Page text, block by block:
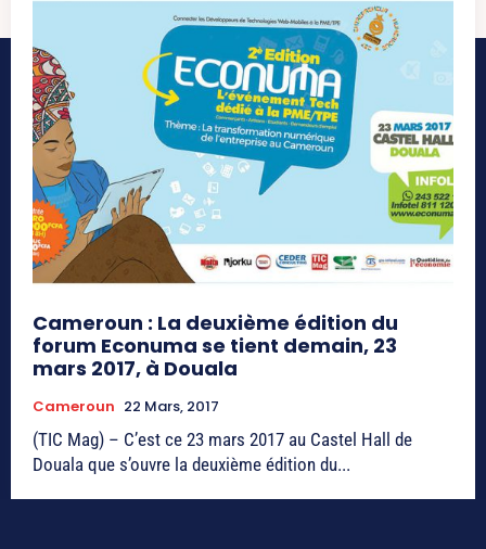
Cameroun : La deuxième édition du
forum Econuma se tient demain, 23
mars 2017, à Douala
Cameroun 22 Mars, 2017
(TIC Mag) – C’est ce 23 mars 2017 au Castel Hall de
Douala que s’ouvre la deuxième édition du...